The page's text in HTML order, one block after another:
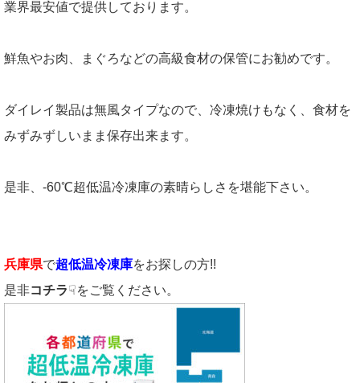
業界最安値で提供しております。
鮮魚やお肉、まぐろなどの高級食材の保管にお勧めです。
ダイレイ製品は無風タイプなので、冷凍焼けもなく、食材を
みずみずしいまま保存出来ます。
是非、-60℃超低温冷凍庫の素晴らしさを堪能下さい。
兵庫県で超低温冷凍庫をお探しの方!!
是非コチラ☟をご覧ください。